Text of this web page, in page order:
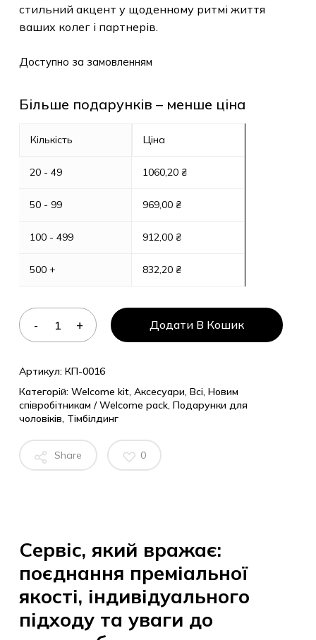
стильний акцент у щоденному ритмі життя
ваших колег і партнерів.
Доступно за замовленням
Більше подарунків – менше ціна
Кількість
20 - 49
50 - 99
100 - 499
500 +
Ціна
1060,20 ₴
969,00 ₴
912,00 ₴
832,20 ₴
Додати В Кошик
Артикул: КП-0016
Категорій: Welcome kit, Аксесуари, Всі, Новим
співробітникам / Welcome pack, Подарунки для
чоловіків, Тімбілдинг
Share 0
Сервіс, який вражає:
поєднання преміальної
якості, індивідуального
підходу та уваги до